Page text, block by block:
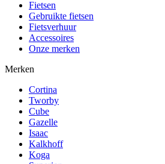
Fietsen
Gebruikte fietsen
Fietsverhuur
Accessoires
Onze merken
Merken
Cortina
Tworby
Cube
Gazelle
Isaac
Kalkhoff
Koga